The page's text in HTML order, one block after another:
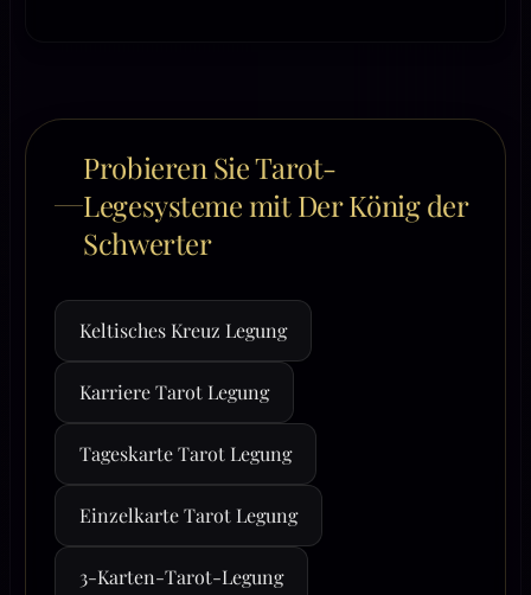
Probieren Sie Tarot-
Legesysteme mit Der König der
Schwerter
Keltisches Kreuz Legung
Karriere Tarot Legung
Tageskarte Tarot Legung
Einzelkarte Tarot Legung
3-Karten-Tarot-Legung